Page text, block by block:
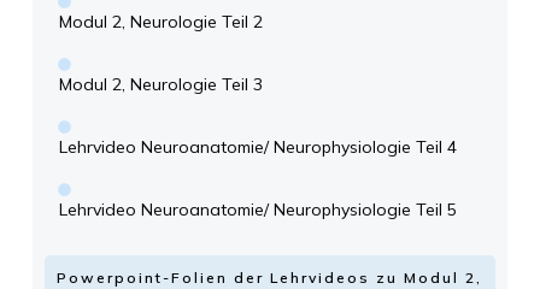
Modul 2, Neurologie Teil 2
Modul 2, Neurologie Teil 3
Lehrvideo Neuroanatomie/ Neurophysiologie Teil 4
Lehrvideo Neuroanatomie/ Neurophysiologie Teil 5
Powerpoint-Folien der Lehrvideos zu Modul 2,